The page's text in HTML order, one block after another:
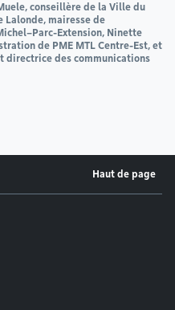
conseillère de la Ville du
mairesse de
Extension, Ninette
de PME MTL Centre-Est, et
directrice des communications
Haut de page